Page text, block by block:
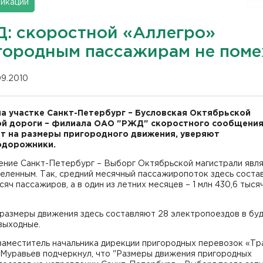
скоростной «Аллегро»
пассажирам не
участке Санкт-Петербург – Бусловская Октябрьской
дороги – филиала ОАО "РЖД" скоростного
на размеры пригородного движения, уверяют
Санкт-Петербург – Выборг Октябрьской магистрали
Так, средний месячный пассажиропоток здесь
пассажиров, а в один из летних месяцев – 1 млн 430,6
движения здесь составляют 28 электропоездов в
начальника дирекции пригородных перевозок
подчеркнул, что "Размеры движения пригородных